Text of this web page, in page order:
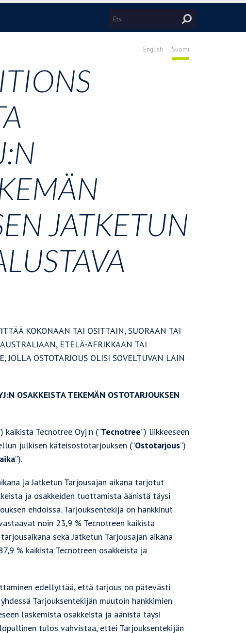
Suomi
English
JATKETUN
KOKONAAN TAI OSITTAIN, SUORAAN TAI
ETELÄ-AFRIKKAAN TAI
OSTOTARJOUS OLISI SOVELTUVAN LAIN
OSAKKEISTA TEKEMÄN OSTOTARJOUKSEN
kaikista Tecnotree Oyj:n (”Tecnotree”) liikkeeseen
julkisen käteisostotarjouksen (”Ostotarjous”)
”).
ja Jatketun Tarjousajan aikana tarjotut
ja osakkeiden tuottamista äänistä täysi
ehdoissa. Tarjouksentekijä on hankkinut
noin 23,9 % Tecnotreen kaikista
sekä Jatketun Tarjousajan aikana
% kaikista Tecnotreen osakkeista ja
edellyttää, että tarjous on pätevästi
Tarjouksentekijän muutoin hankkimien
laskemista osakkeista ja äänistä täysi
tulos vahvistaa, ettei Tarjouksentekijän